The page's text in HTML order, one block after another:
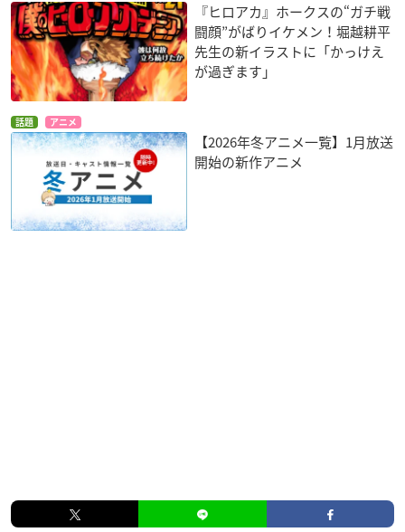
『ヒロアカ』ホークスの“ガチ戦
闘顔”がばりイケメン！堀越耕平
先生の新イラストに「かっけえ
が過ぎます」
話題 アニメ
【2026年冬アニメ一覧】1月放送
開始の新作アニメ